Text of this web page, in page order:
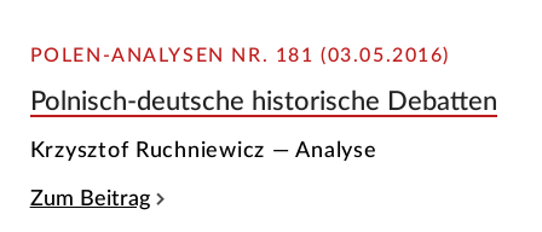
POLEN-ANALYSEN NR. 181 (03.05.2016)
Polnisch-deutsche historische Debatten
Krzysztof Ruchniewicz — Analyse
Zum Beitrag